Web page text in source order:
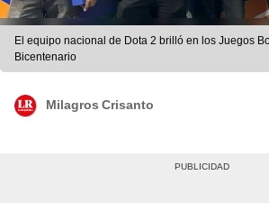
El equipo nacional de Dota 2 brilló en los Juegos
Bicentenario
Milagros Crisanto